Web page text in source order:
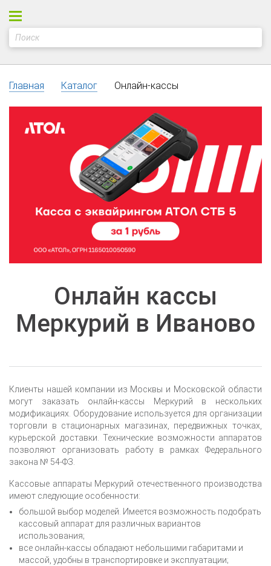
Главная Каталог Онлайн-кассы
Онлайн кассы
Меркурий в Иваново
Клиенты нашей компании из Москвы и Московской области
могут заказать онлайн-кассы Меркурий в нескольких
модификациях. Оборудование используется для организации
торговли в стационарных магазинах, передвижных точках,
курьерской доставки. Технические возможности аппаратов
позволяют организовать работу в рамках Федерального
закона № 54-ФЗ.
Кассовые аппараты Меркурий отечественного производства
имеют следующие особенности:
большой выбор моделей. Имеется возможность подобрать
кассовый аппарат для различных вариантов
использования;
все онлайн-кассы обладают небольшими габаритами и
массой, удобны в транспортировке и эксплуатации;